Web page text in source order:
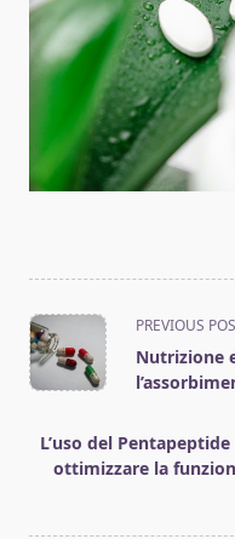
<span
class="nav-
subtitle
reader-
text">Page</span>
PREVIOUS
Nutrizione
L’uso del
ottimizzare la